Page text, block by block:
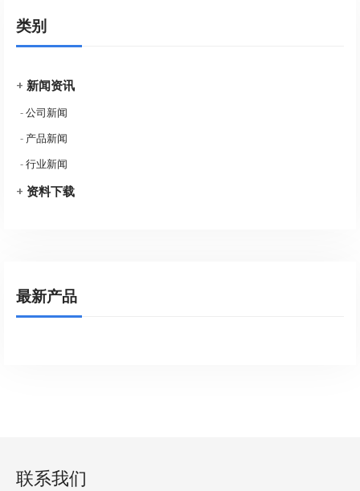
类别
+ 新闻资讯
-公司新闻
- 产品新闻
-行业新闻
+ 资料下载
最新产品
联系我们